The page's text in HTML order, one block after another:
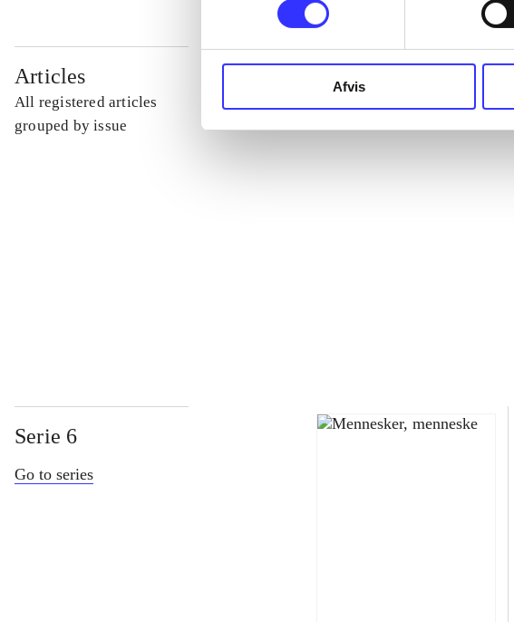
Afvis
Articles
All registered articles
grouped by issue
...
Serie 6
Go to series